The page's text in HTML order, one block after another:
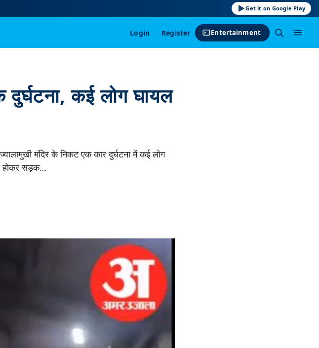
Get it on Google Play
Login · Register Entertainment
कई लोग घायल
मंदिर के निकट एक कार दुर्घटना में कई लोग
होकर सड़क…